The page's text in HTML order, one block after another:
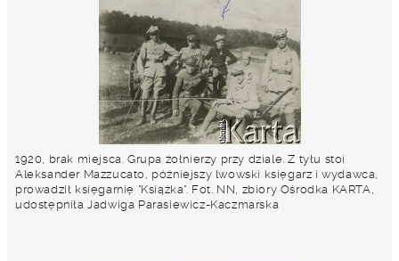
1920, brak miejsca. Grupa żołnierzy przy dziale. Z tyłu stoi
Aleksander Mazzucato, późniejszy lwowski księgarz i wydawca,
prowadził księgarnię "Książka". Fot. NN, zbiory Ośrodka KARTA,
udostępniła Jadwiga Parasiewicz-Kaczmarska